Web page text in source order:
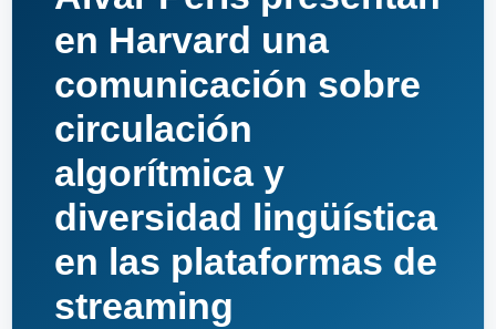
en Harvard una
comunicación sobre
circulación
algorítmica y
diversidad lingüística
en las plataformas de
streaming